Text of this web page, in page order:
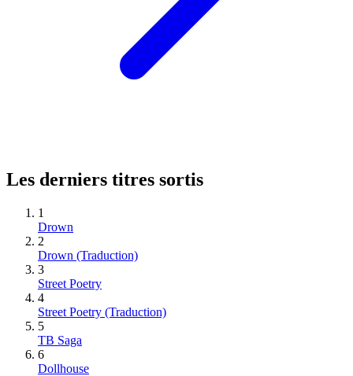
Les derniers titres sortis
1
Drown
2
Drown (Traduction)
3
Street Poetry
4
Street Poetry (Traduction)
5
TB Saga
6
Dollhouse